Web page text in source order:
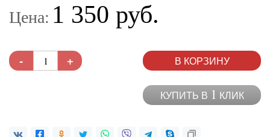
Цена: 1 350 руб.
- + В КОРЗИНУ
КУПИТЬ В 1 КЛИК